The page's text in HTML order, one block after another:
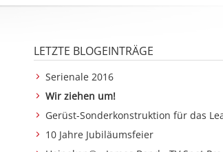
LETZTE BLOGEINTRÄGE
Serienale 2016
Wir ziehen um!
Gerüst-Sonderkonstruktion für das League of Legends Finale (Mercedes Benz
10 Jahre Jubiläumsfeier